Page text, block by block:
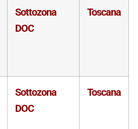
Sottozona
DOC
Toscana
Sottozona
DOC
Toscana